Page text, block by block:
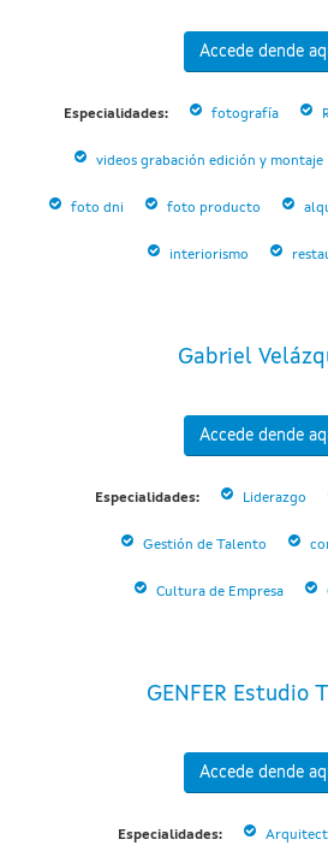
Accede dende
Especialidades: fotografía
videos grabación edición y montaje
foto dni foto producto
interiorismo
Gabriel
Accede dende
Especialidades: Liderazgo
Gestión de Talento
Cultura de Empresa
GENFER Estudio
Accede dende
Especialidades: